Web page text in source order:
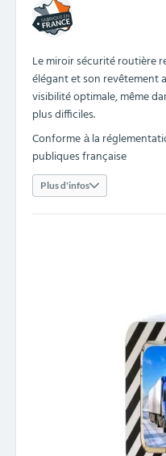
Le miroir sécurité routière
élégant et son revêtement
visibilité optimale, même
plus difficiles.
Conforme àla
publiques française
Plus d'infos